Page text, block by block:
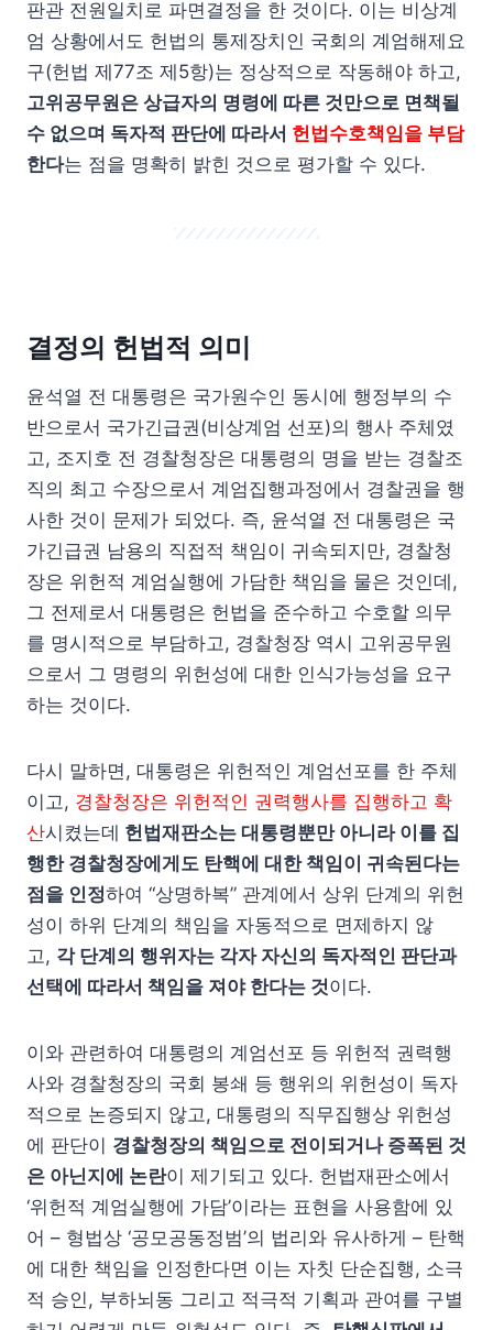
판관 전원일치로 파면결정을 한 것이다. 이는 비상계
엄 상황에서도 헌법의 통제장치인 국회의 계엄해제요
구(헌법 제77조 제5항)는 정상적으로 작동해야 하고,
고위공무원은 상급자의 명령에 따른 것만으로 면책될
수 없으며 독자적 판단에 따라서 헌법수호책임을 부담
한다는 점을 명확히 밝힌 것으로 평가할 수 있다.
결정의 헌법적 의미
윤석열 전 대통령은 국가원수인 동시에 행정부의 수
반으로서 국가긴급권(비상계엄 선포)의 행사 주체였
고, 조지호 전 경찰청장은 대통령의 명을 받는 경찰조
직의 최고 수장으로서 계엄집행과정에서 경찰권을 행
사한 것이 문제가 되었다. 즉, 윤석열 전 대통령은 국
가긴급권 남용의 직접적 책임이 귀속되지만, 경찰청
장은 위헌적 계엄실행에 가담한 책임을 물은 것인데,
그 전제로서 대통령은 헌법을 준수하고 수호할 의무
를 명시적으로 부담하고, 경찰청장 역시 고위공무원
으로서 그 명령의 위헌성에 대한 인식가능성을 요구
하는 것이다.
다시 말하면, 대통령은 위헌적인 계엄선포를 한 주체
이고, 경찰청장은 위헌적인 권력행사를 집행하고 확
산시켰는데 헌법재판소는 대통령뿐만 아니라 이를 집
행한 경찰청장에게도 탄핵에 대한 책임이 귀속된다는
점을 인정하여 “상명하복” 관계에서 상위 단계의 위헌
성이 하위 단계의 책임을 자동적으로 면제하지 않
고, 각 단계의 행위자는 각자 자신의 독자적인 판단과
선택에 따라서 책임을 져야 한다는 것이다.
이와 관련하여 대통령의 계엄선포 등 위헌적 권력행
사와 경찰청장의 국회 봉쇄 등 행위의 위헌성이 독자
적으로 논증되지 않고, 대통령의 직무집행상 위헌성
에 판단이 경찰청장의 책임으로 전이되거나 증폭된 것
은 아닌지에 논란이 제기되고 있다. 헌법재판소에서
‘위헌적 계엄실행에 가담’이라는 표현을 사용함에 있
어 – 형법상 ‘공모공동정범’의 법리와 유사하게 – 탄핵
에 대한 책임을 인정한다면 이는 자칫 단순집행, 소극
적 승인, 부하뇌동 그리고 적극적 기획과 관여를 구별